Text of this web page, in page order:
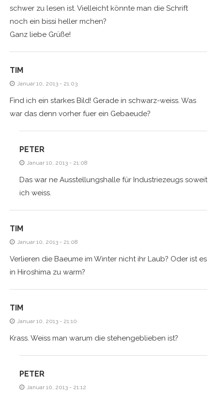
schwer zu lesen ist. Vielleicht könnte man die Schrift
noch ein bissi heller mchen?
Ganz liebe Grüße!
TIM
Januar 10, 2013 - 21:03
Find ich ein starkes Bild! Gerade in schwarz-weiss. Was
war das denn vorher fuer ein Gebaeude?
PETER
Januar 10, 2013 - 21:08
Das war ne Ausstellungshalle für Industriezeugs soweit
ich weiss.
TIM
Januar 10, 2013 - 21:08
Verlieren die Baeume im Winter nicht ihr Laub? Oder ist es
in Hiroshima zu warm?
TIM
Januar 10, 2013 - 21:10
Krass. Weiss man warum die stehengeblieben ist?
PETER
Januar 10, 2013 - 21:12